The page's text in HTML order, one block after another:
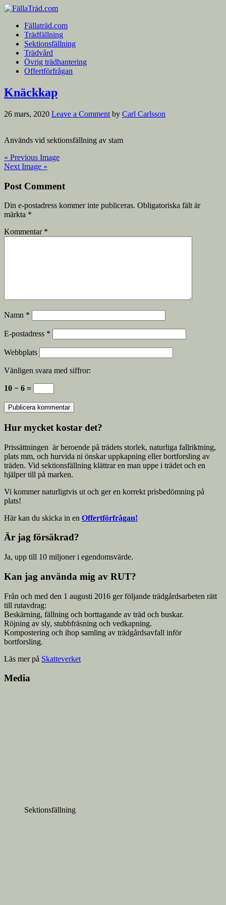
Fällaträd.com
Trädfällning
Sektionsfällning
Trädvård
Övrig trädhantering
Offertförfrågan
Knäckkap
26 mars, 2020 Leave a Comment by Carl Carlsson
Används vid sektionsfällning av stam
« Previous Image
Next Image »
Post Comment
Din e-postadress kommer inte publiceras. Obligatoriska fält är
märkta *
Kommentar *
Namn *
E-postadress *
Webbplats
Vänligen svara med siffror:
10 − 6 =
Hur mycket kostar det?
Prissättningen är beroende på trädets storlek, naturliga fallriktning,
plats mm, och hurvida ni önskar uppkapning eller bortforsling av
träden. Vid sektionsfällning klättrar en man uppe i trädet och en
hjälper till på marken.
Vi kommer naturligtvis ut och ger en korrekt prisbedömning på
plats!
Här kan du skicka in en Offertförfrågan!
Är jag försäkrad?
Ja, upp till 10 miljoner i egendomsvärde.
Kan jag använda mig av RUT?
Från och med den 1 augusti 2016 ger följande trädgårdsarbeten rätt
till rutavdrag:
Beskärning, fällning och borttagande av träd och buskar.
Röjning av sly, stubbfräsning och vedkapning.
Kompostering och ihop samling av trädgårdsavfall inför
bortforsling.
Läs mer på Skatteverket
Media
Sektionsfällning